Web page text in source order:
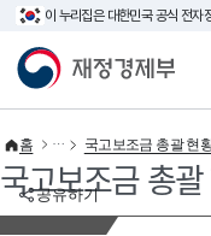
이 누리집은 대한민국 공식 전자
재정경제부
공유하기
홈 국고보조금 총괄 현
국고보조금 총